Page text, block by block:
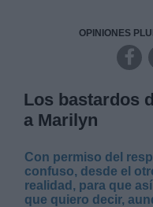
OPINIONES
Los bastardos
a Marilyn
Con permiso del
confuso, desde el
realidad, para que
que quiero decir,